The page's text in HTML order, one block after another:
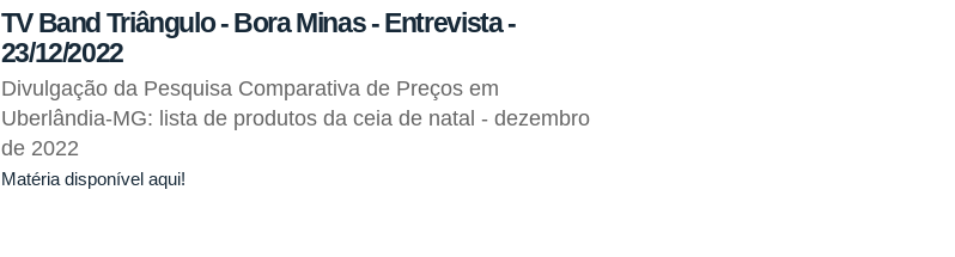
TV Band Triângulo - Bora Minas - Entrevista -
23/12/2022
Divulgação da Pesquisa Comparativa de Preços em
Uberlândia-MG: lista de produtos da ceia de natal - dezembro
de 2022
Matéria disponível aqui!